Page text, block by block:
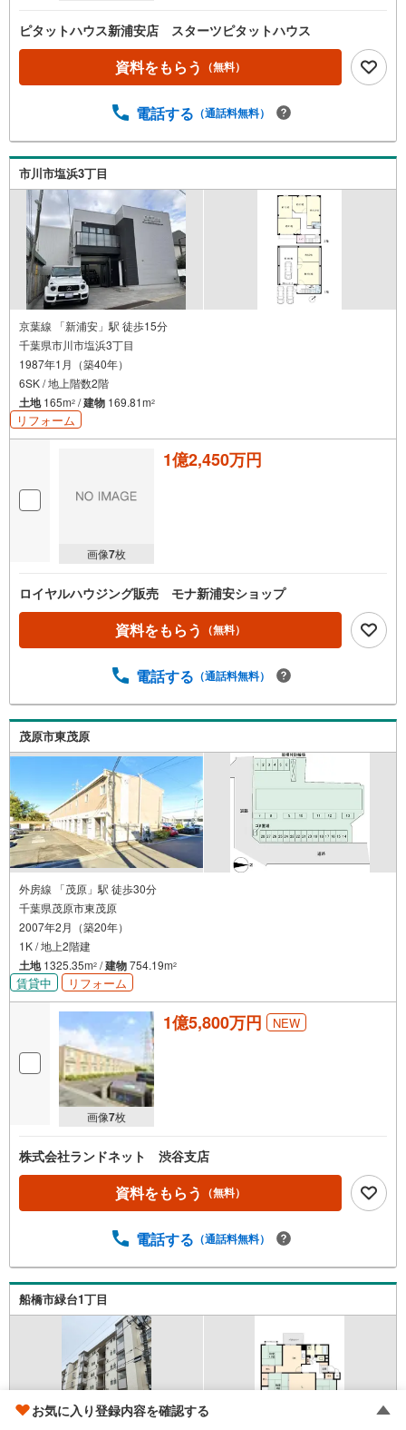
ピタットハウス新浦安店 スターツピタットハウス
資料をもらう （無料）
電話する （通話料無料）
市川市塩浜3丁目
京葉線 「新浦安」駅 徒歩15分
千葉県市川市塩浜3丁目
1987年1月（築40年）
6SK / 地上階数2階
土地165m2 /建物 169.81m2
リフォーム
画像7枚
1億2,450万円
ロイヤルハウジング販売 モナ新浦安ショップ
資料をもらう （無料）
電話する （通話料無料）
茂原市東茂原
外房線 「茂原」駅 徒歩30分
千葉県茂原市東茂原
2007年2月（築20年）
1K / 地上2階建
土地1325.35m2 /建物754.19m2
賃貸中 リフォーム
画像7枚
1億5,800万円 NEW
株式会社ランドネット 渋谷支店
資料をもらう （無料）
電話する （通話料無料）
船橋市緑台1丁目
お気に入り登録内容を確認する